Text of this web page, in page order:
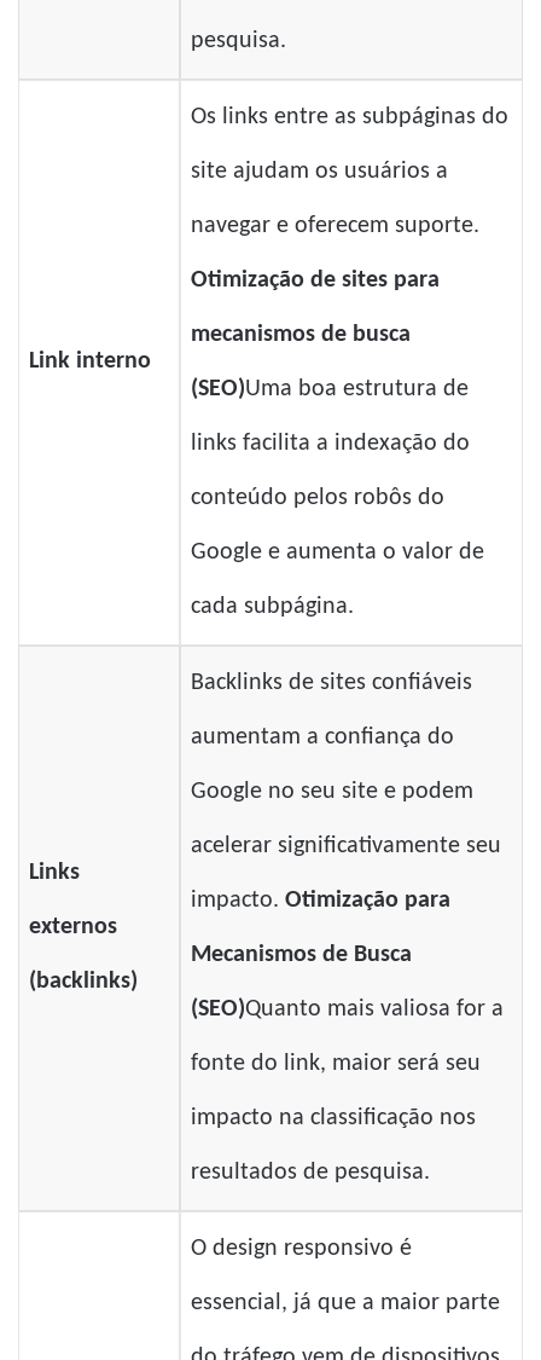
pesquisa.
Link interno
Os links entre as subpáginas do
site ajudam os usuários a
navegar e oferecem suporte.
Otimização de sites para
mecanismos de busca
(SEO)Uma boa estrutura de
links facilita a indexação do
conteúdo pelos robôs do
Google e aumenta o valor de
cada subpágina.
Links
externos
(backlinks)
Backlinks de sites confiáveis ​​
aumentam a confiança do
Google no seu site e podem
acelerar significativamente seu
impacto. Otimização para
Mecanismos de Busca
(SEO)Quanto mais valiosa for a
fonte do link, maior será seu
impacto na classificação nos
resultados de pesquisa.
O design responsivo é
essencial, já que a maior parte